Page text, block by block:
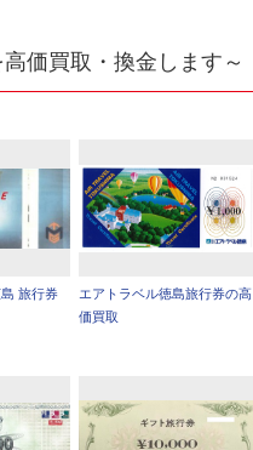
価買取・換金します～
旅行券
エアトラベル徳島旅行券の高
価買取